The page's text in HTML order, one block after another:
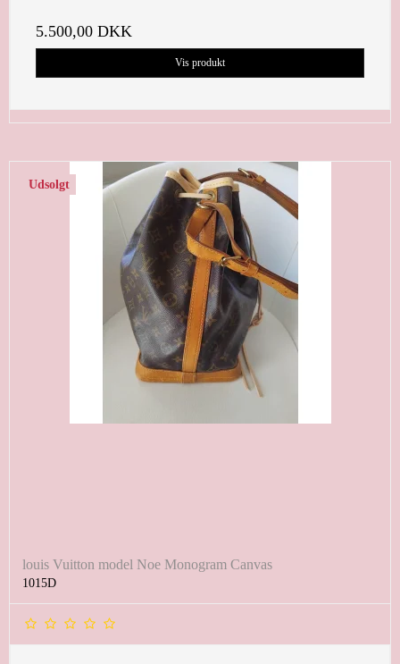
5.500,00 DKK
Vis produkt
Udsolgt
louis Vuitton model Noe Monogram Canvas
1015D